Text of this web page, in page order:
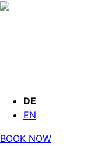
DE
EN
BOOK NOW